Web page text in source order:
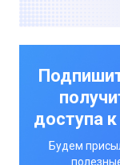
доступа
Будем